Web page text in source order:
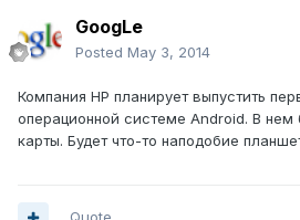
GoogLe
Posted May 3, 2014
Компания HP планирует выпустить
операционной системе Android. В нем
карты. Будет что-то наподобие